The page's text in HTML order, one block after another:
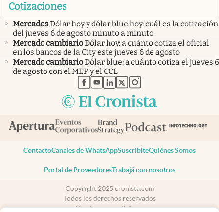
Cotizaciones
MercadosDólar hoy y dólar blue hoy: cuál es la cotización
del jueves 6 de agosto minuto a minuto
Mercado cambiarioDólar hoy: a cuánto cotiza el oficial
en los bancos de la City este jueves 6 de agosto
Mercado cambiarioDólar blue: a cuánto cotiza el jueves 6
de agosto con el MEP y el CCL
abre en nueva pestaña
abre en nueva pestaña
abre en nueva pestaña
abre en nueva pestaña
abre en nueva pestaña
ContactoCanales de WhatsAppSuscribiteQuiénes Somos
Portal de ProveedoresTrabajá con nosotros
Copyright 2025 cronista.com
Todos los derechos reservados
Términos y condiciones